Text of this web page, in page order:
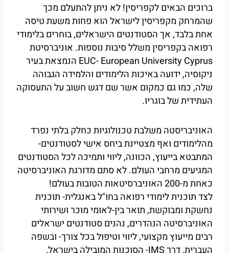
ברוכים הבאים לקפריסין! לא ניתן להתעלם מכך
שהמרחק מקפריסין לישראל הוא פחות משעת טיסה
אחת בלבד, אך הסטודנטים הישראלים, בוחרים בלימודי
רפואה בקפריסין משלל סיבות נוספות. אוניברסיטת
EUC- European University Cyprus הנמצאת בעיר
ניקוסיה, ידועה באיכות הלימודים והלמידה הגבוהה
שלה, כמו גם כמקום אשר שם דגש חשוב על התעסוקה
העתידית של בוגריו.
האוניבריסטה משלבת טכנולוגיות כחלק בלתי נפרד
מהלימודים ואף מצטיינת ביחס אישי לסטודנטים-
המתבטא בייעוץ, הכוונה, ליווי ותמיכה לכל הסטודנטים
המגיעים מרחבי העולם. לא סתם מדורגת האוניברסיטה
כאחת מ-200 האוניברסיטאות הטובות בעולם!
לצד תוכנית לימודי רפואה בחו"ל באנגלית- תוכנית
נחשקת ומבוקשת, תואר בין-לאומי מוכר ושירותי
האוניברסיטה הנהדרים, נהנים סטודנטים ישראלים
רבים מייעוץ מקצועי, ליווי וטיפול בכל צורך- ובשפה
העברית, דרך IMS- הסוכנות המובילה בישראל,